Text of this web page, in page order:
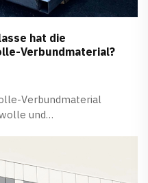
hat die
Verbundmaterial?
Verbundmaterial
und
Eigenschaften
Eigenschaften